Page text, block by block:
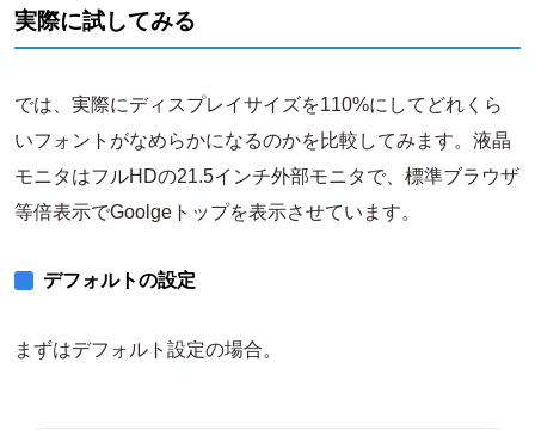
実際に試してみる
では、実際にディスプレイサイズを110%にしてどれくら
いフォントがなめらかになるのかを比較してみます。液晶
モニタはフルHDの21.5インチ外部モニタで、標準ブラウザ
等倍表示でGoolgeトップを表示させています。
デフォルトの設定
まずはデフォルト設定の場合。